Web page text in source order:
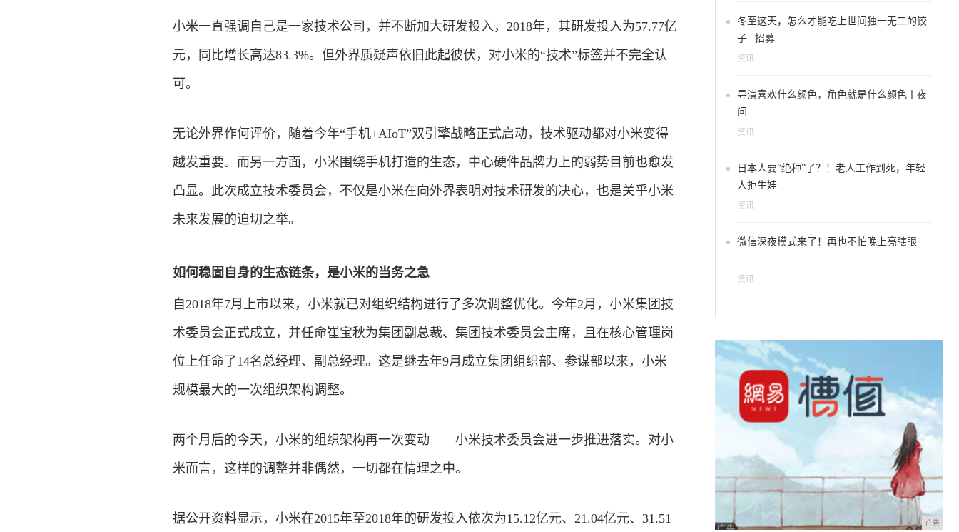
小米一直强调自己是一家技术公司，并不断加大研发投入，2018年，其研发投入为57.77亿
元，同比增长高达83.3%。但外界质疑声依旧此起彼伏，对小米的“技术”标签并不完全认
可。
无论外界作何评价，随着今年“手机+AIoT”双引擎战略正式启动，技术驱动都对小米变得
越发重要。而另一方面，小米围绕手机打造的生态，中心硬件品牌力上的弱势目前也愈发
凸显。此次成立技术委员会，不仅是小米在向外界表明对技术研发的决心，也是关乎小米
未来发展的迫切之举。
如何稳固自身的生态链条，是小米的当务之急
自2018年7月上市以来，小米就已对组织结构进行了多次调整优化。今年2月，小米集团技
术委员会正式成立，并任命崔宝秋为集团副总裁、集团技术委员会主席，且在核心管理岗
位上任命了14名总经理、副总经理。这是继去年9月成立集团组织部、参谋部以来，小米
规模最大的一次组织架构调整。
两个月后的今天，小米的组织架构再一次变动——小米技术委员会进一步推进落实。对小
米而言，这样的调整并非偶然，一切都在情理之中。
据公开资料显示，小米在2015年至2018年的研发投入依次为15.12亿元、21.04亿元、31.51
冬至这天，怎么才能吃上世间独一无二的饺
子 | 招募
资讯
导演喜欢什么颜色，角色就是什么颜色丨夜
问
资讯
日本人要“绝种”了？！老人工作到死，年轻
人拒生娃
资讯
微信深夜模式来了！再也不怕晚上亮瞎眼
资讯
广告